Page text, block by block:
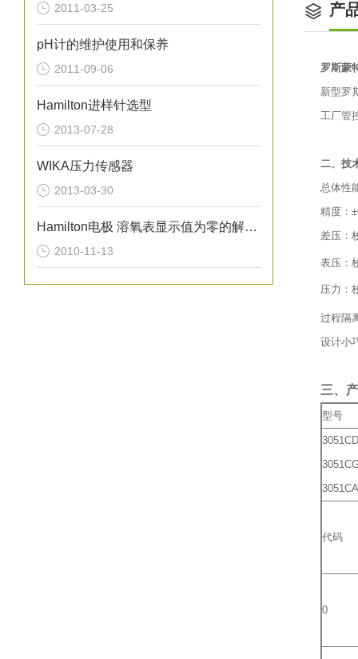
2011-03-25
pH计的维护使用和保养
2011-09-06
Hamilton进样针选型
2013-07-28
WIKA压力传感器
2013-03-30
Hamilton电极 溶氧表显示值为零的解决方案（图）
2010-11-13
产
罗斯蒙
新型罗
工厂管
二、技
总体性
精度：
差压：
表压：
压力：
过程隔
设计小
三、
型号
3051CD
3051CA
代码
0